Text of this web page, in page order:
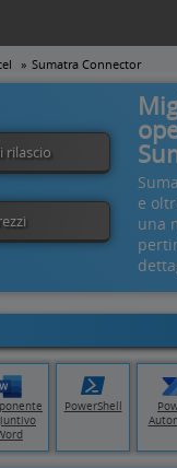
Sumatra Connector
rilascio
e
una
PowerShell